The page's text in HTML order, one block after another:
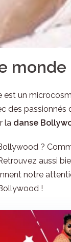
est un
des
la danse
?
aussi
notre
!